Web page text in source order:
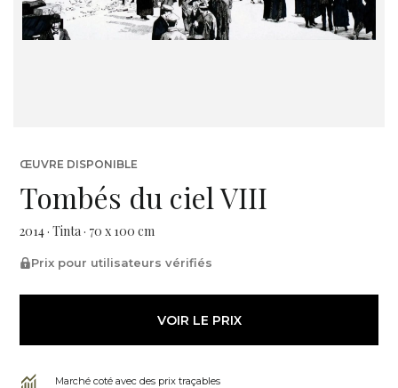
ŒUVRE DISPONIBLE
Tombés du ciel VIII
2014 · Tinta · 70 x 100 cm
Prix pour utilisateurs vérifiés
VOIR LE PRIX
Marché coté avec des prix traçables